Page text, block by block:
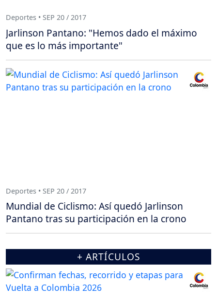
Deportes • SEP 20 / 2017
Jarlinson Pantano: "Hemos dado el máximo
que es lo más importante"
Deportes • SEP 20 / 2017
Mundial de Ciclismo: Así quedó Jarlinson
Pantano tras su participación en la crono
+ ARTÍCULOS